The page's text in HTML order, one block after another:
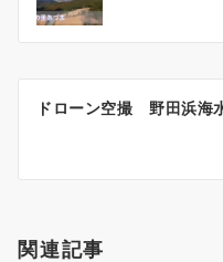
ン
ドローン空撮 野田浜海
関連記事